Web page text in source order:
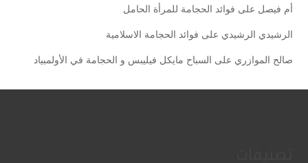
أم فيصل على فوائد الحجامة للمرأة الحامل
الرشيدي الرشيدي على فوائد الحجامة الاسلامية
صالح الموازري على السباح مايكل فيليبس و الحجامة في الأولمبياد